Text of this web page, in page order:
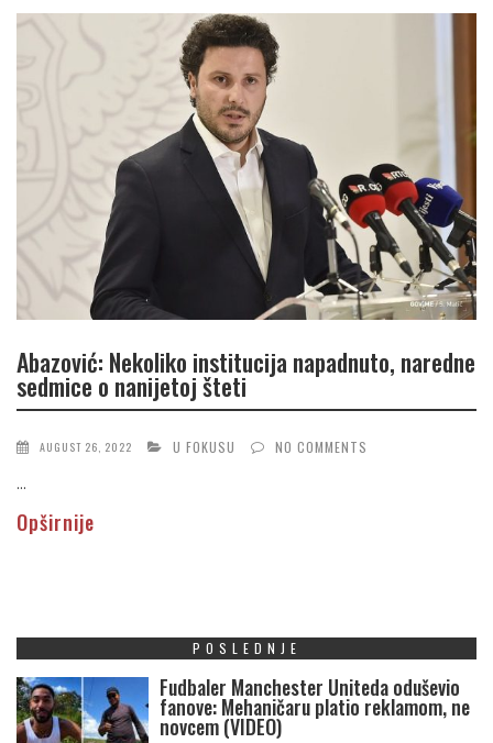
Abazović: Nekoliko institucija napadnuto, naredne
sedmice o nanijetoj šteti
AUGUST 26, 2022 U FOKUSU NO COMMENTS
...
Opširnije
POSLEDNJE
Fudbaler Manchester Uniteda oduševio
fanove: Mehaničaru platio reklamom, ne
novcem (VIDEO)